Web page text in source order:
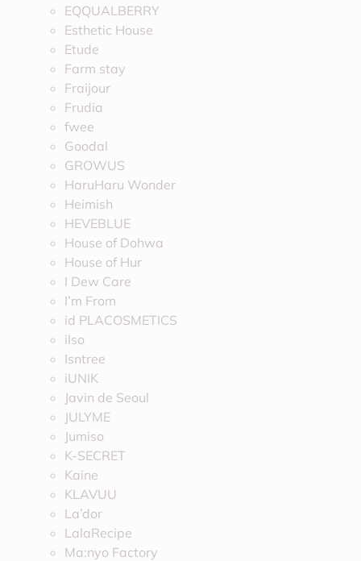
EQQUALBERRY
Esthetic House
Etude
Farm stay
Fraijour
Frudia
fwee
Goodal
GROWUS
HaruHaru Wonder
Heimish
HEVEBLUE
House of Dohwa
House of Hur
I Dew Care
I’m From
id PLACOSMETICS
ilso
Isntree
iUNIK
Javin de Seoul
JULYME
Jumiso
K-SECRET
Kaine
KLAVUU
La’dor
LalaRecipe
Ma:nyo Factory